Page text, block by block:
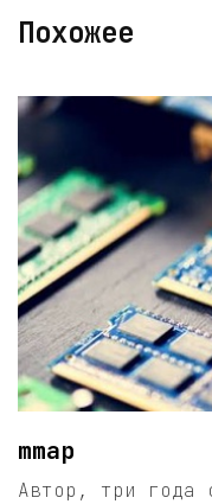
Похожее
mmap
Автор, три года